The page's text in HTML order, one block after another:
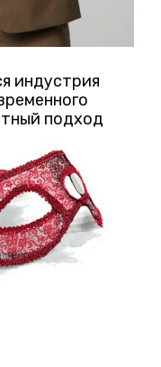
индустрия
подход